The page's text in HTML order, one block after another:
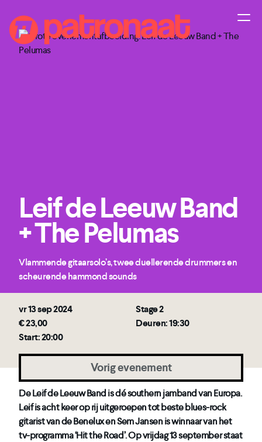
Leif de Leeuw Band
+ The Pelumas
Vlammende gitaarsolo’s, twee duellerende drummers en
scheurende hammond sounds
vr 13 sep 2024
Stage 2
€ 23,00
Deuren: 19:30
Start: 20:00
Vorig evenement
De Leif de Leeuw Band is dé southern jamband van Europa.
Leif is acht keer op rij uitgeroepen tot beste blues-rock
gitarist van de Benelux en Sem Jansen is winnaar van het
tv-programma ‘Hit the Road’. Op vrijdag 13 september staat